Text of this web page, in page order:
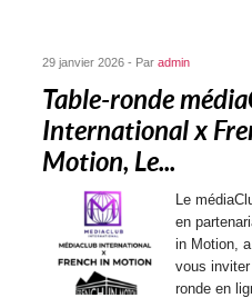
29 janvier 2026 - Paradmin
Table-ronde
International x
Motion, Le...
Le
en
in Motion,
vous
ronde en